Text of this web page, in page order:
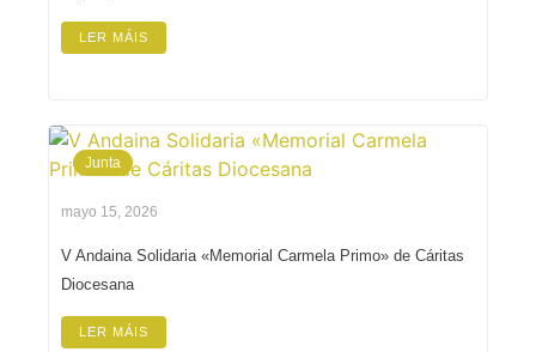
LER MÁIS
Junta
mayo 15, 2026
V Andaina Solidaria «Memorial Carmela Primo» de Cáritas
Diocesana
LER MÁIS